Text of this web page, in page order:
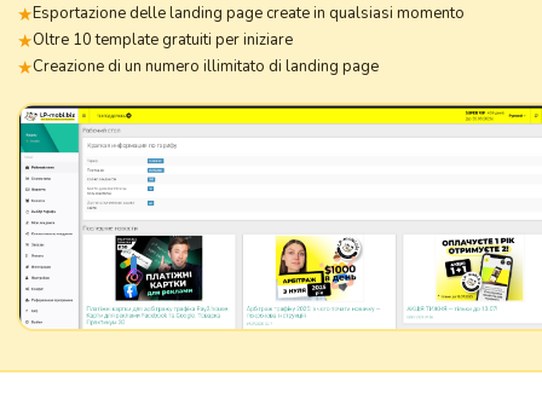
Esportazione delle landing page create in qualsiasi momento
Oltre 10 template gratuiti per iniziare
Creazione di un numero illimitato di landing page